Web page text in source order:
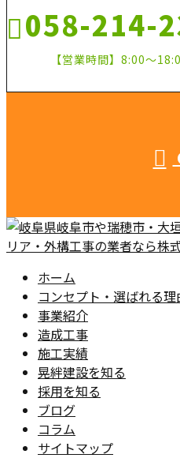
058-214-
【営業時間】8:00～
ホーム
コンセプト・選ばれる理
事業紹介
造成工事
施工実績
晃絆建設を知る
採用を知る
ブログ
コラム
サイトマップ